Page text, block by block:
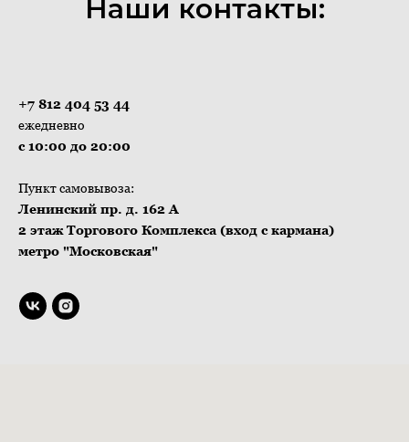
Наши контакты:
+7 812 404 53 44
ежедневно
с 10:00 до 20:00
Пункт самовывоза:
Ленинский пр. д. 162 А
2 этаж Торгового Комплекса (вход с кармана)
метро "Московская"